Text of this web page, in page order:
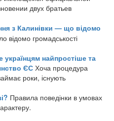
двух братьев
з Калинівки — що відомо
відомо громадськості
найпростіше та
ЄС Хоча процедура
роки, існують
Правила поведінки в умовах